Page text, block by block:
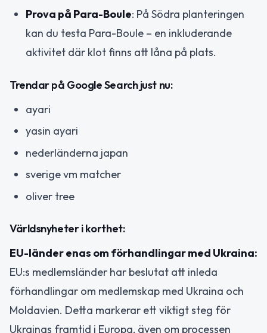
Prova på Para-Boule: På Södra planteringen
kan du testa Para-Boule – en inkluderande
aktivitet där klot finns att låna på plats.
Trendar på Google Search just nu:
ayari
yasin ayari
nederländerna japan
sverige vm matcher
oliver tree
Världsnyheter i korthet:
EU-länder enas om förhandlingar med Ukraina:
EU:s medlemsländer har beslutat att inleda
förhandlingar om medlemskap med Ukraina och
Moldavien. Detta markerar ett viktigt steg för
Ukrainas framtid i Europa, även om processen